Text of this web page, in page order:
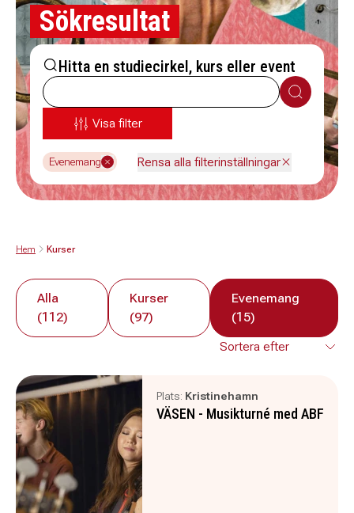
Sökresultat
Hitta en studiecirkel, kurs eller event
Sök
Visa filter
Evenemang Rensa alla filterinställningar
Hem Kurser
Alla
(112)
Kurser
(97)
Evenemang
(15)
Plats: Kristinehamn
VÄSEN - Musikturné med ABF